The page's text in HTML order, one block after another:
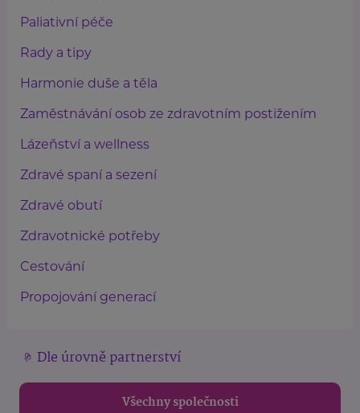
Paliativní péče
Rady a tipy
Harmonie duše a těla
Zaměstnávání osob ze zdravotním postižením
Lázeňství a wellness
Zdravé spaní a sezení
Zdravé obutí
Zdravotnické potřeby
Cestování
Propojování generací
Dle úrovně partnerství
Všechny společnosti